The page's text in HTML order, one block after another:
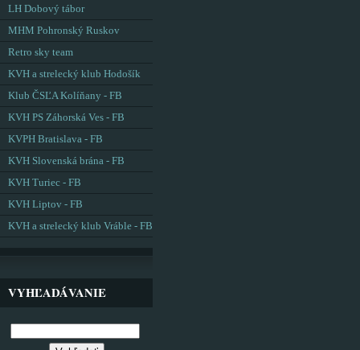
LH Dobový tábor
MHM Pohronský Ruskov
Retro sky team
KVH a strelecký klub Hodošík
Klub ČSĽA Kolíňany - FB
KVH PS Záhorská Ves - FB
KVPH Bratislava - FB
KVH Slovenská brána - FB
KVH Turiec - FB
KVH Liptov - FB
KVH a strelecký klub Vráble - FB
VYHĽADÁVANIE